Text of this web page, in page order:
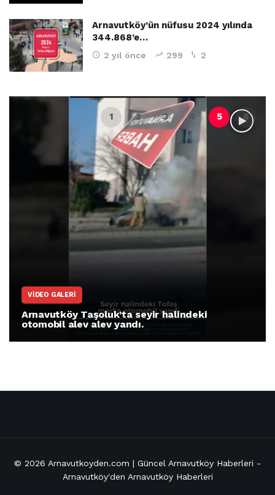
Arnavutköy’ün nüfusu 2024 yılında
344.868’e…
2 yıl önce 299 2
ARNAVUTKÖY
Arnavutköy İmrahor Mahallesi sakinleri
protesto gösterisi düzenledi
© 2026 Arnavutkoyden.com | Güncel Arnavutköy Haberleri -
Arnavutköy'den Arnavutköy Haberleri